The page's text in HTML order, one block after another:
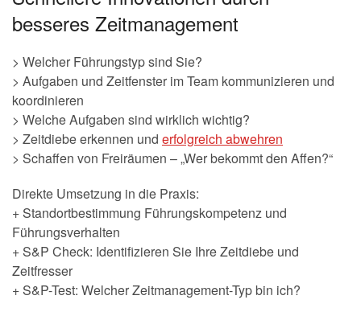
besseres Zeitmanagement
> Welcher Führungstyp sind Sie?
> Aufgaben und Zeitfenster im Team kommunizieren und
koordinieren
> Welche Aufgaben sind wirklich wichtig?
> Zeitdiebe erkennen und erfolgreich abwehren
> Schaffen von Freiräumen – „Wer bekommt den Affen?“
Direkte Umsetzung in die Praxis:
+ Standortbestimmung Führungskompetenz und
Führungsverhalten
+ S&P Check: Identifizieren Sie Ihre Zeitdiebe und
Zeitfresser
+ S&P-Test: Welcher Zeitmanagement-Typ bin ich?